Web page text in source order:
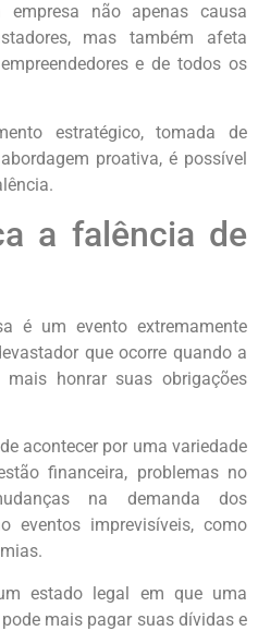
não apenas causa
mas também afeta
e de todos os
estratégico, tomada de
proativa, é possível
a falência de
é um evento extremamente
que ocorre quando a
mais honrar suas obrigações
acontecer por uma variedade
financeira, problemas no
na demanda dos
eventos imprevisíveis, como
estado legal em que uma
mais pagar suas dívidas e